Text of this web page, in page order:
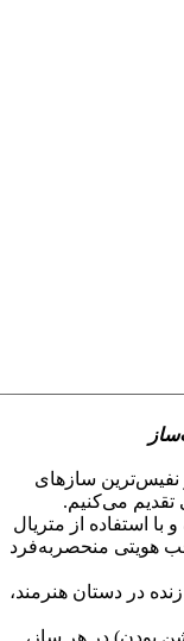
نفیس‌ترین سازهای
می‌کنیم.
با استفاده از متریال
هویتی منحصر‌به‌فرد
در دستان هنرمند،
بودن) در هر ساز،